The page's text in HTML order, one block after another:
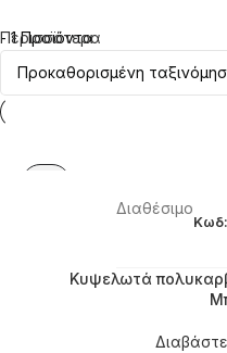
- 1 Προϊόντα
Περισσότερα
Διαθέσιμο
Κωδ:
Κυψελωτά